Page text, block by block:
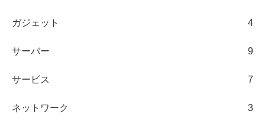
ガジェット 4
サーバー 9
サービス 7
ネットワーク 3